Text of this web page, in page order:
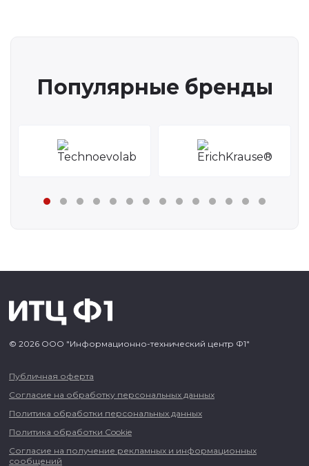
Популярные бренды
© 2026 ООО "Информационно-технический центр Ф1"
Публичная оферта
Согласие на обработку персональных данных
Политика обработки персональных данных
Политика обработки Cookie
Согласие на получение рекламных и информационных
сообщений